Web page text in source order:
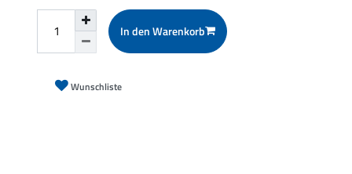
In den Warenkorb
Wunschliste